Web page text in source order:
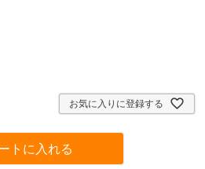
お気に入りに登録する
トに入れる